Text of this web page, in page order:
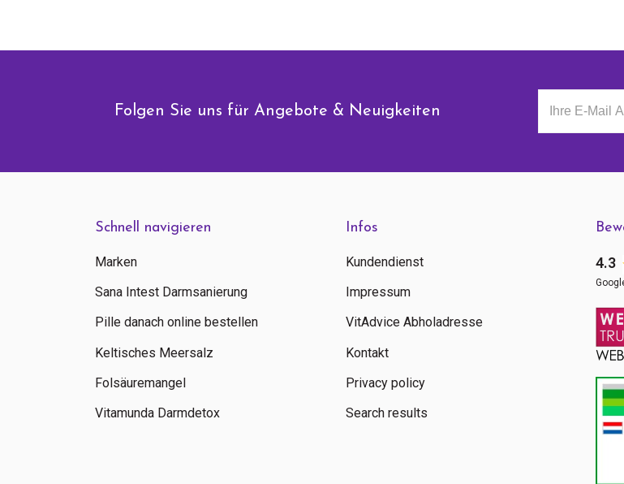
Folgen Sie uns für Angebote & Neuigkeiten
Schnell navigieren
Marken
Sana Intest Darmsanierung
Pille danach online bestellen
Keltisches Meersalz
Folsäuremangel
Vitamunda Darmdetox
Infos
Kundendienst
Impressum
VitAdvice Abholadresse
Kontakt
Privacy policy
Search results
4.3